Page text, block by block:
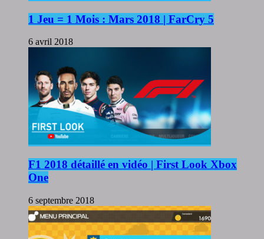
1 Jeu = 1 Mois : Mars 2018 | FarCry 5
6 avril 2018
F1 2018 détaillé en vidéo | First Look Xbox
One
6 septembre 2018